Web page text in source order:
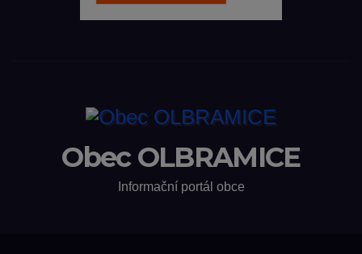
Obec OLBRAMICE
Informační portál obce